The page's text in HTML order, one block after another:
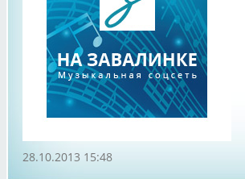
28.10.2013 15:48